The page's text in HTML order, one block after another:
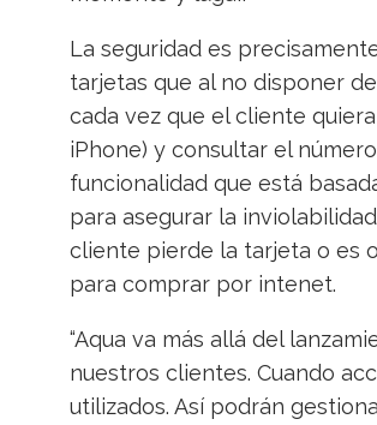
La seguridad es
tarjetas que al no disponer
cada vez que el cliente
iPhone) y consultar el
funcionalidad que está
para asegurar la
cliente pierde la tarjeta o es
para comprar por intenet.
“Aqua va más allá del
nuestros clientes. Cuando
utilizados. Así podrán